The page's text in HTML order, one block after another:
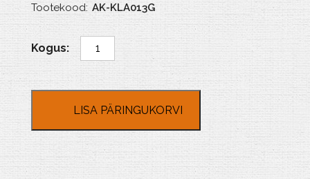
Tootekood: AK-KLA013G
3
Klick
raam
32
mm
kogus
LISA PÄRINGUKORVI